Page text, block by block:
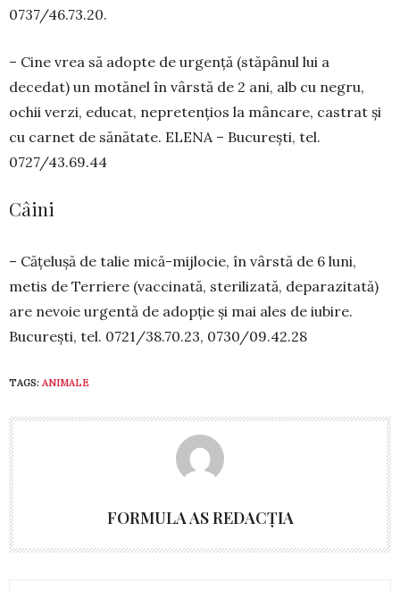
0737/46.73.20.
– Cine vrea să adopte de urgență (stăpânul lui a
decedat) un motănel în vârstă de 2 ani, alb cu negru,
ochii verzi, edu­cat, nepretențios la mâncare, castrat și
cu carnet de sănătate. ELENA – București, tel.
0727/43.69.44
Câini
– Cățelușă de talie mică-mijlocie, în vârstă de 6 luni,
metis de Terriere (vaccinată, steri­lizată, deparazitată)
are nevoie urgentă de adop­ție și mai ales de iubire.
București, tel. 0721/38.70.23, 0730/09.42.28
TAGS: ANIMALE
FORMULA AS REDACȚIA